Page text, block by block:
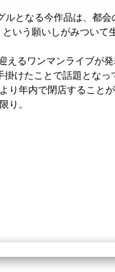
となる今作品は、都
いう願いしがみついて
るワンマンライブが発
けたことで話題となっ
り年内で閉店すること
り。